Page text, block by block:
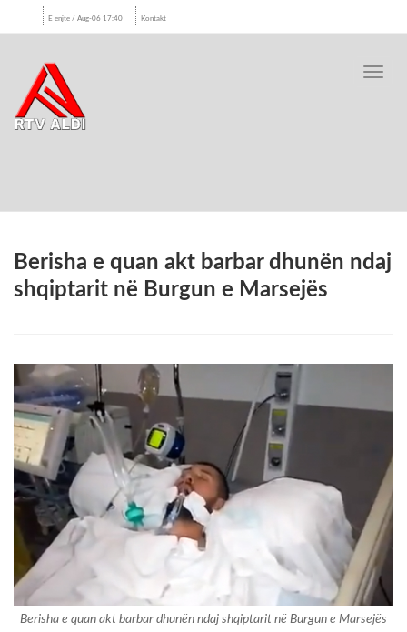
E enjte / Aug-06 17:40 Kontakt
Berisha e quan akt barbar dhunën ndaj
shqiptarit në Burgun e Marsejës
Berisha e quan akt barbar dhunën ndaj shqiptarit në Burgun e Marsejës